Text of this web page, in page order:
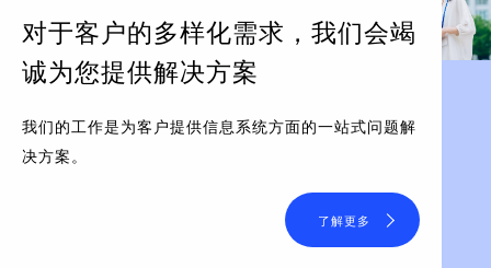
对于客户的多样化需求， 我们会竭
诚为您提供解决方案
我们的工作是为客户提供信息系统方面的一站式问题解
决方案。
了解更多